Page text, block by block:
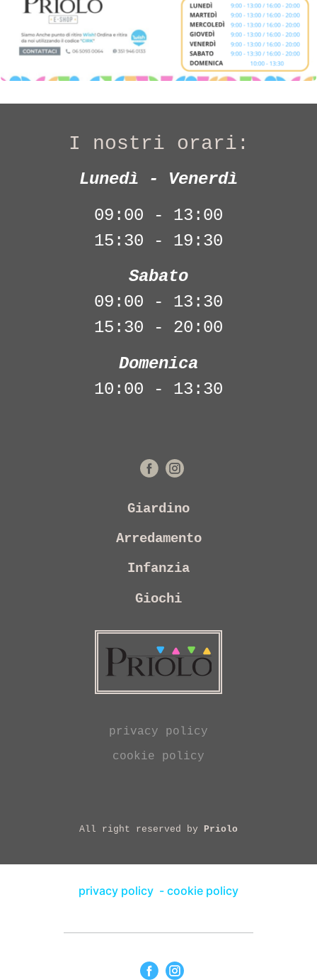
I nostri orari:
Lunedì - Venerdì
09:00 - 13:00
15:30 - 19:30
Sabato
09:00 - 13:30
15:30 - 20:00
Domenica
10:00 - 13:30
Giardino
Arredamento
Infanzia
Giochi
privacy policy
cookie policy
All right reserved by Priolo
privacy policy - cookie policy